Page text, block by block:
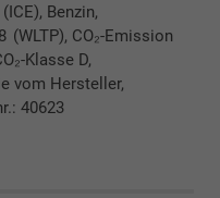
Benzin,
CO₂-Emission
Klasse D,
vom Hersteller,
40623